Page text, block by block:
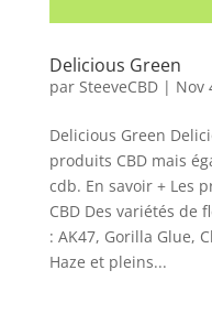
Delicious Green
par SteeveCBD| Nov
Delicious Green
produits CBD mais
cdb. En savoir + Les
CBD Des variétés de
: AK47, Gorilla Glue,
Haze et pleins...